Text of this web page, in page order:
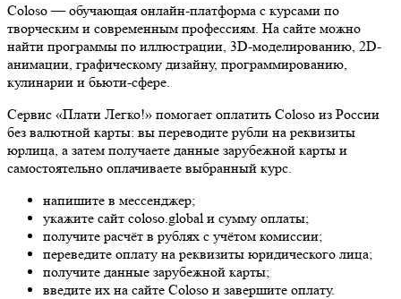
Coloso — обучающая онлайн-платформа с курсами по
творческим и современным профессиям. На сайте можно
найти программы по иллюстрации, 3D-моделированию, 2D-
анимации, графическому дизайну, программированию,
кулинарии и бьюти-сфере.
Сервис «Плати Легко!» помогает оплатить Coloso из России
без валютной карты: вы переводите рубли на реквизиты
юрлица, а затем получаете данные зарубежной карты и
самостоятельно оплачиваете выбранный курс.
напишите в мессенджер;
укажите сайт coloso.global и сумму оплаты;
получите расчёт в рублях с учётом комиссии;
переведите оплату на реквизиты юридического лица;
получите данные зарубежной карты;
введите их на сайте Coloso и завершите оплату.